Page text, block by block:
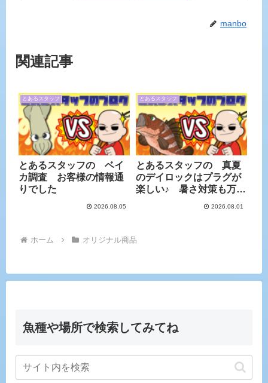
manbo
関連記事
とあるスタッフ
とあるスタッフの ベイ
カ調査 お客様の情報通
りでした
2026.08.05
とあるスタッフ
とあるスタッフの 真夏
のデイロックはプラグが
楽しい♪ 暑さ対策も万全
2026.08.01
ホーム オリジナル商品
魚種や場所で検索してみてね